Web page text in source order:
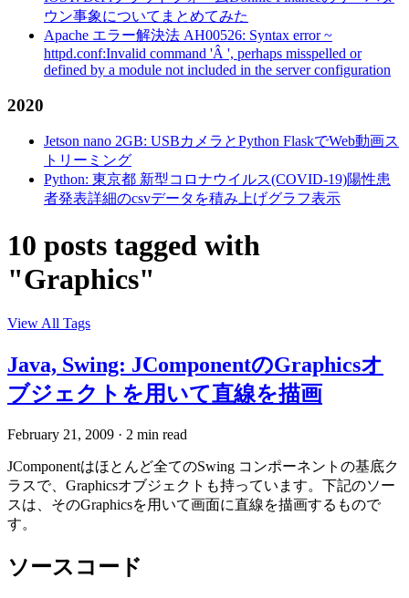
ウン事象についてまとめてみた
Apache エラー解決法 AH00526: Syntax error ~
httpd.conf:Invalid command 'Â ', perhaps misspelled or
defined by a module not included in the server configuration
2020
Jetson nano 2GB: USBカメラとPython FlaskでWeb動画ス
トリーミング
Python: 東京都 新型コロナウイルス(COVID-19)陽性患
者発表詳細のcsvデータを積み上げグラフ表示
10 posts tagged with
"Graphics"
View All Tags
Java, Swing: JComponentのGraphicsオ
ブジェクトを用いて直線を描画
February 21, 2009 · 2 min read
JComponentはほとんど全てのSwing コンポーネントの基底ク
ラスで、Graphicsオブジェクトも持っています。下記のソー
スは、そのGraphicsを用いて画面に直線を描画するもので
す。
ソースコード